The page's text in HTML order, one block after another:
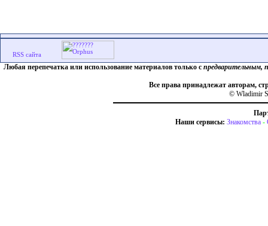
Любая перепечатка или использование материалов только с предварительным,
Все права принадлежат авторам,
© Wladimir
Наши сервисы: Знакомства -